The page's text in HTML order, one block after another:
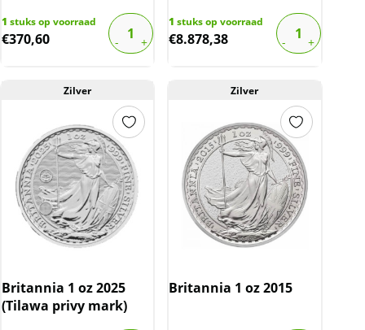
1 stuks op voorraad
€370,60
1 stuks op voorraad
€8.878,38
Zilver
Britannia 1 oz 2025
(Tilawa privy mark)
Zilver
Britannia 1 oz 2015